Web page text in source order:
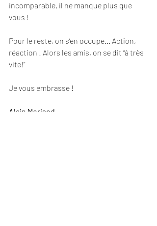
incomparable, il ne manque plus que
vous !
Pour le reste, on s’en occupe... Action,
réaction ! Alors les amis, on se dit “à très
vite!”
Je vous embrasse !
Alain Morisod